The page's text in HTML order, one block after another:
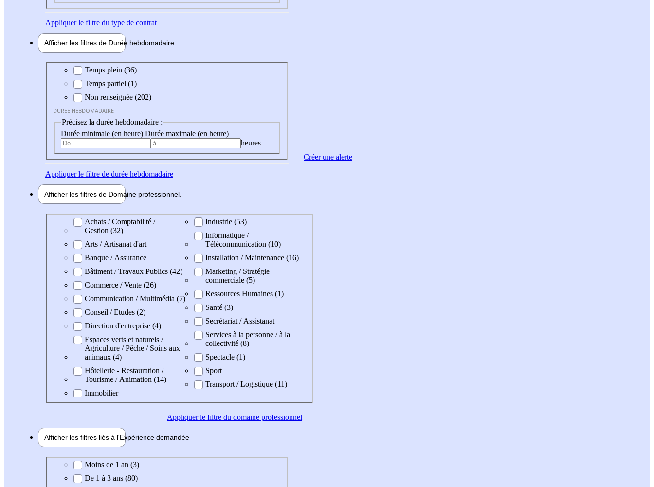
Appliquerle filtre du type de contrat
Afficher les filtres de Durée hebdomadaire
Durée hebdomadaire
Temps plein (36)
Temps partiel (1)
Non renseignée (202)
DURÉE HEBDOMADAIRE
Précisez la durée hebdomadaire :
Durée minimale (en heure) Durée maximale (en heure)
heures
Appliquerle filtre de durée hebdomadaire
Afficher les filtres de Domaine professionnel
Domaine professionel
Achats / Comptabilité /
Gestion (32)
Arts / Artisanat d'art
Banque / Assurance
Bâtiment / Travaux Publics (42)
Commerce / Vente (26)
Communication / Multimédia (7)
Conseil / Etudes (2)
Direction d'entreprise (4)
Espaces verts et naturels /
Agriculture / Pêche / Soins aux
animaux (4)
Hôtellerie - Restauration /
Tourisme / Animation (14)
Immobilier
Industrie (53)
Informatique /
Télécommunication (10)
Installation / Maintenance (16)
Marketing / Stratégie
commerciale (5)
Ressources Humaines (1)
Santé (3)
Secrétariat / Assistanat
Services à la personne / à la
collectivité (8)
Spectacle (1)
Sport
Transport / Logistique (11)
Appliquerle filtre du domaine professionnel
Afficher les filtres liés à l'Expérience demandée
Expérience demandée
Moins de 1 an (3)
De 1 à 3 ans (80)
Créer une alerte